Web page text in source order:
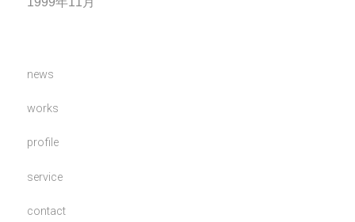
news
works
profile
service
contact